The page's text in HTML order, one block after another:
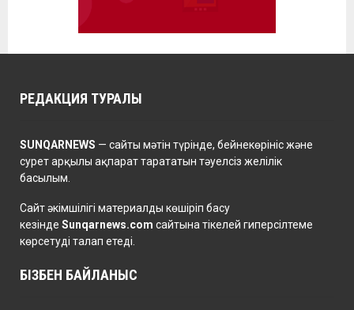
РЕДАКЦИЯ ТУРАЛЫ
SUNQARNEWS — сайты мәтін түрінде, бейнекөрініс және
сурет арқылы ақпарат тарататын тәуелсіз желілік
басылым.
Сайт әкімшілігі материалды көшіріп басу
кезінде Sunqarnews.com сайтына тікелей гиперсілтеме
көрсетуді талап етеді.
БІЗБЕН БАЙЛАНЫС